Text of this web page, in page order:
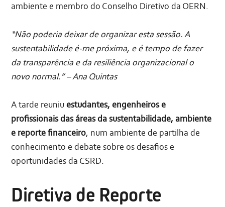
ambiente e membro do Conselho Diretivo da OERN.
“Não poderia deixar de organizar esta sessão. A
sustentabilidade é-me próxima, e é tempo de fazer
da transparência e da resiliência organizacional o
novo normal.” – Ana Quintas
A tarde reuniuestudantes, engenheiros e
profissionais das áreas da sustentabilidade, ambiente
e reporte financeiro, num ambiente de partilha de
conhecimento e debate sobre os desafios e
oportunidades da CSRD.
Diretiva de Reporte